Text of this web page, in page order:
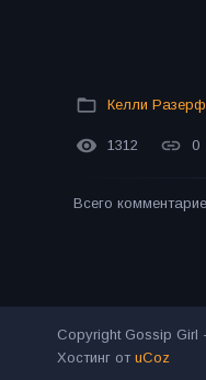
Келли
1312 0
Всего
Copyright Gossip
Хостинг от uCoz